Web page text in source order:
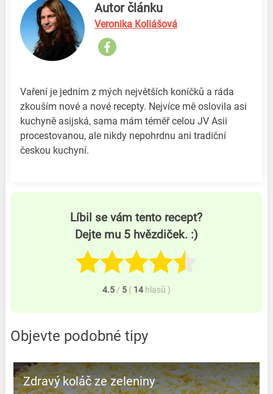
Autor článku
Veronika Koliášová
Vaření je jedním z mých největších koníčků a ráda
zkouším nové a nové recepty. Nejvíce mě oslovila asi
kuchyně asijská, sama mám téměř celou JV Asii
procestovanou, ale nikdy nepohrdnu ani tradiční
českou kuchyní.
Líbil se vám tento recept?
Dejte mu 5 hvězdiček. :)
4.5 / 5 ( 14 hlasů )
Objevte podobné tipy
Zdravý koláč ze zeleniny